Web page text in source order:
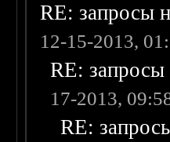
RE: запросы
12-15-2013,
RE: запросы
17-2013,
RE: